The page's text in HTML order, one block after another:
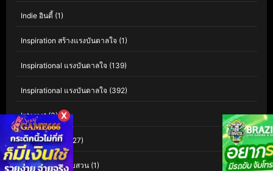
Indie อินดี้ (1)
Inspiration สร้างแรงบันดาลใจ (1)
Inspirational แรงบันดาลใจ (139)
Inspirational แรงบันดาลใจ (392)
Interest(3)
Investigation (127)
Investigation สืบสวน (1)
X